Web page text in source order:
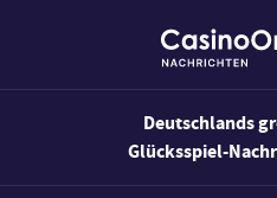
Deutschlands
Glücksspiel-